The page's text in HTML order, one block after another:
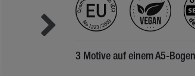
3 Motive auf einem A5-Bogen